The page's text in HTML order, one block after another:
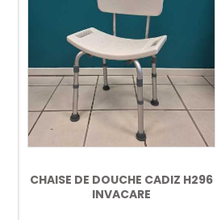
CHAISE DE DOUCHE CADIZ H296
INVACARE